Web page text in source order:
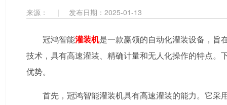
来源： | 发布日期：2025-01-13
冠鸿智能灌装机是一款赢领的自动化灌装设备，旨
技术，具有高速灌装、精确计量和无人化操作的特点
优势。
首先，冠鸿智能灌装机具有高速灌装的能力。它